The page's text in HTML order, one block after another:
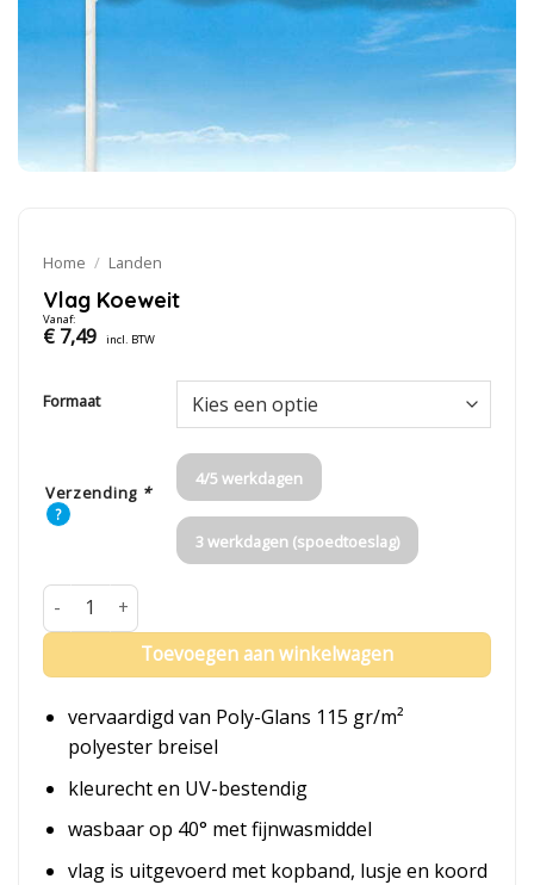
Home / Landen
Vlag Koeweit
Vanaf:
€7,49 incl. BTW
Formaat
Verzending *
?
4/5 werkdagen
3 werkdagen (spoedtoeslag)
Vlag Koeweit aantal
Toevoegen aan winkelwagen
vervaardigd van Poly-Glans 115 gr/m²
polyester breisel
kleurecht en UV-bestendig
wasbaar op 40° met fijnwasmiddel
vlag is uitgevoerd met kopband, lusje en koord